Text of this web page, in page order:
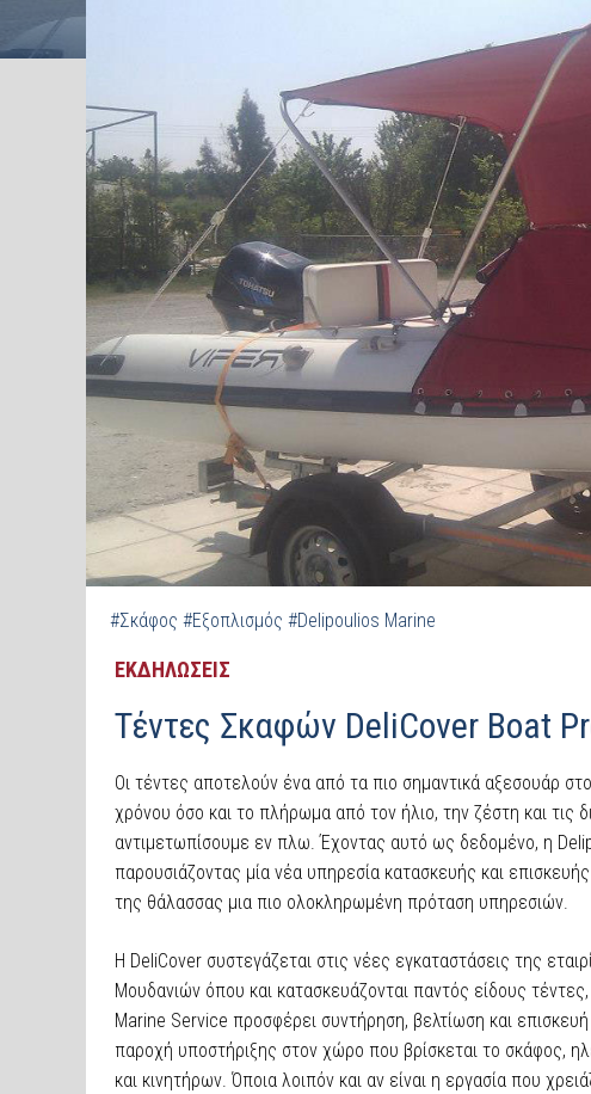
Εκδηλώσεις/Τέντες Σκαφών DeliCover Boat
#Σκάφος #Εξοπλισμός #Delipoulios Marine
ΕΚΔΗΛΩΣΕΙΣ
Τέντες Σκαφών DeliCover Boat
Οι τέντες αποτελούν ένα από τα πιο σημαντικά αξεσουάρ
χρόνου όσο και το πλήρωμα από τον ήλιο, την ζέστη και τις
αντιμετωπίσουμε εν πλω. Έχοντας αυτό ως δεδομένο, η
παρουσιάζοντας μία νέα υπηρεσία κατασκευής και
της θάλασσας μια πιο ολοκληρωμένη πρόταση υπηρεσιών.
Η DeliCover συστεγάζεται στις νέες εγκαταστάσεις της
Μουδανιών όπου και κατασκευάζονται παντός είδους
Marine Service προσφέρει συντήρηση, βελτίωση και
παροχή υποστήριξης στον χώρο που βρίσκεται το σκάφος,
και κινητήρων. Όποια λοιπόν και αν είναι η εργασία που